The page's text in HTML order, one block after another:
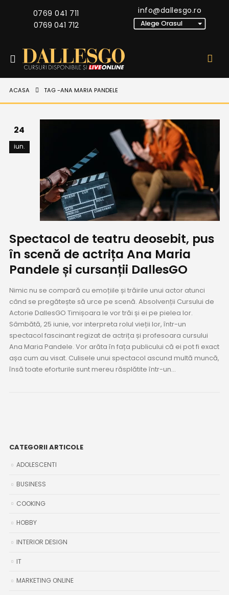
0769 041 711
0769 041 712
info@dallesgo.ro
ACASA TAG -ANA MARIA PANDELE
24
iun.
Spectacol de teatru deosebit, pus
în scenă de actrița Ana Maria
Pandele și cursanții DallesGO
Nimic nu se compară cu emoțiile și trăirile unui actor atunci
când se pregătește să urce pe scenă. Absolvenții Cursului de
Actorie DallesGO Timișoara le vor trăi și ei pe pielea lor.
Sâmbătă, 25 iunie, vor interpreta rolul vieții lor, într-un
spectacol fascinant regizat de actrița și profesoara cursului
Ana Maria Pandele. Vor arăta în fața publicului că ei pot fi exact
așa cum au visat. Culisele unui spectacol ascund multă muncă,
însă toate eforturile sunt mereu răsplătite într-un...
CATEGORII ARTICOLE
ADOLESCENTI
BUSINESS
COOKING
HOBBY
INTERIOR DESIGN
IT
MARKETING ONLINE